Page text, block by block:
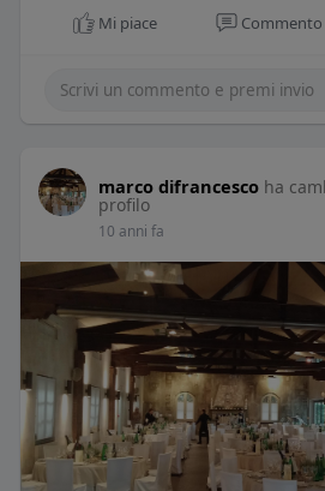
Mi piace Commento
marco difrancesco ha
profilo
10 anni fa